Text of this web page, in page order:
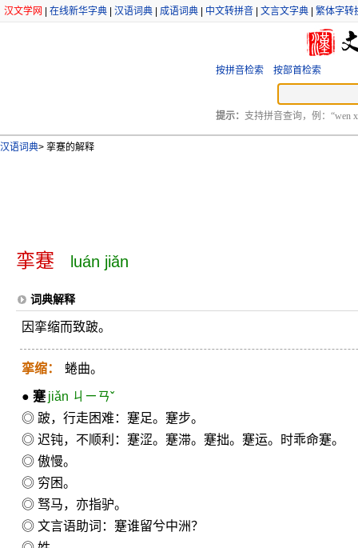
汉文学网 在线新华字典 汉语词典 成语词典 中文转拼音 文言文字典 繁体字转
按拼音检索 按部首检索
提示： 支持拼音查询，例：“wen
汉语词典> 挛蹇的解释
挛蹇 luán jiǎn
词典解释
因挛缩而致跛。
挛缩： 蜷曲。
● 蹇 jiǎn ㄐㄧㄢˇ
◎ 跛，行走困难：蹇足。蹇步。
◎ 迟钝，不顺利：蹇涩。蹇滞。蹇拙。蹇运。时乖命蹇。
◎ 傲慢。
◎ 穷困。
◎ 驽马，亦指驴。
◎ 文言语助词：蹇谁留兮中洲？